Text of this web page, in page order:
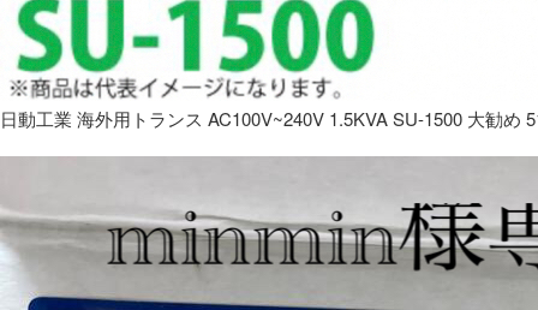
日動工業 海外用トランス AC100V~240V 1.5KVA SU-1500 大勧め